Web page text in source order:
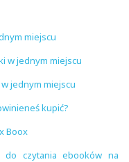
miejscu
w jednym miejscu
jednym miejscu
kupić?
Boox
do czytania ebooków na